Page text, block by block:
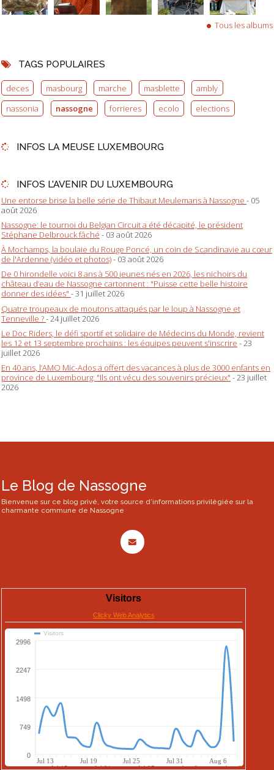
Tous les albums
TAGS POPULAIRES
deces masbourg marche masblette
ambly
nassonia
nassogne forrieres ecolo elections
INFOS LA MEUSE LUXEMBOURG
INFOS L'AVENIR DU LUXEMBOURG
Une entorse brise la belle série de Thibaut Meulemans à Nassogne - 05
août 2026
Nassogne: le tournoi du Belgian Circuit a été décapité, le président
Stéphane Delbrouck fâché - 03 août 2026
À Mochamps, la boulaie du Rouge Poncé, un coin de Scandinavie au cœur
de l'Ardenne (vidéo et photos)- 03 août 2026
De 0 hirondelle voici 8 ans à 500 jeunes nés en 2026, les nichoirs du
château d’eau de Nassogne cartonnent : "Puisse cette belle histoire
donner des idées" - 31 juillet 2026
Quatre troupeaux de moutons attaqués par le loup à Nassogne et
Tenneville ?- 24 juillet 2026
Le Doc Riders, le défi sportif et solidaire de Médecins du Monde, revient
les 12 et 13 septembre prochains : les équipes peuvent s'inscrire - 23
juillet 2026
En 40 ans, l’AMO Mic-Ados a offert des vacances à plus de 3000 enfants en
province de Luxembourg: "Ils ont vécu des souvenirs précieux" - 23 juillet
2026
Le Blog de Nassogne
Bienvenue sur ce blog privé, votre source d'informations privilégiée sur la
charmante commune de Nassogne